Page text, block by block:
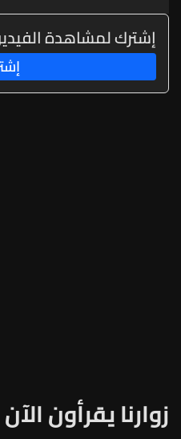
إشترك لمشاهدة
زوارنا يقرأون الآن